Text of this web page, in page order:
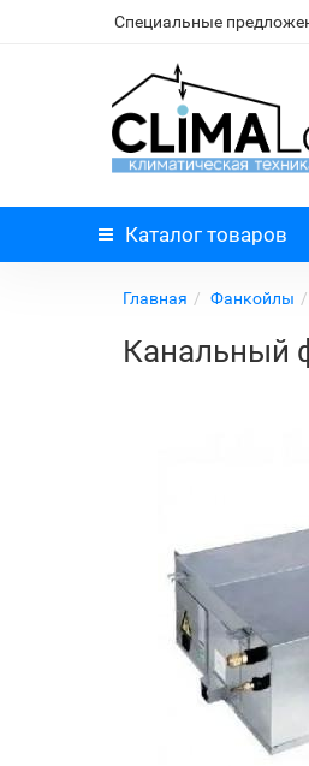
Специальные
Каталог товаров
Главная Фанкойлы
Канальный